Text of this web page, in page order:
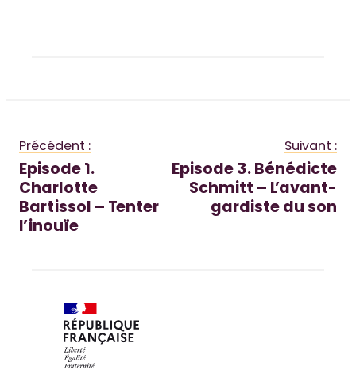
Précédent :
Episode 1.
Charlotte
Bartissol – Tenter
l’inouïe
Suivant :
Episode 3. Bénédicte
Schmitt – L’avant-
gardiste du son